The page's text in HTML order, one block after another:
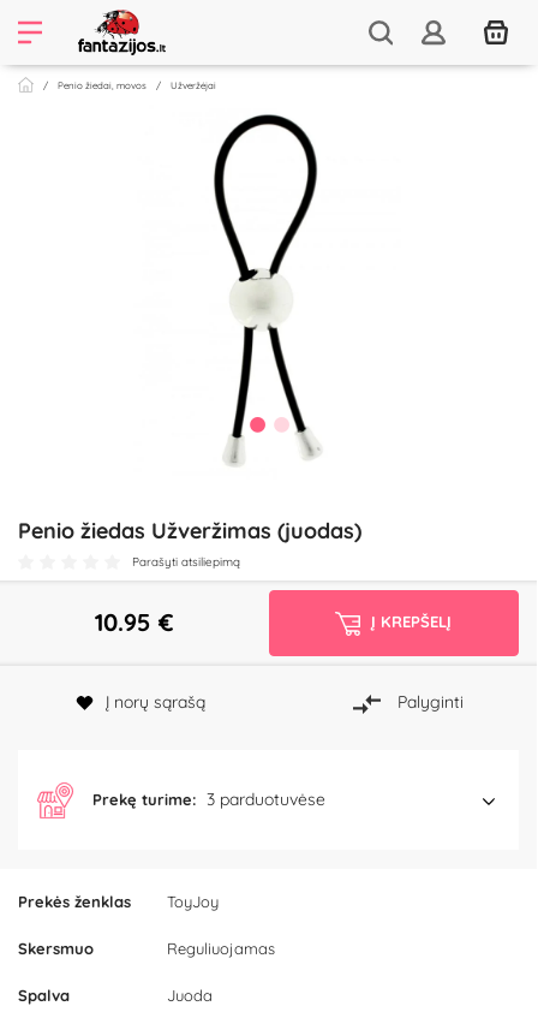
Penio žiedai, movos Užveržėjai
Penio žiedas Užveržimas (juodas)
Parašyti atsiliepimą
Prekės ženklas ToyJoy
Skersmuo Reguliuojamas
Spalva Juoda
10.95 € Į KREPŠELĮ
Į norų sąrašą Palyginti
Prekę turime: 3 parduotuvėse